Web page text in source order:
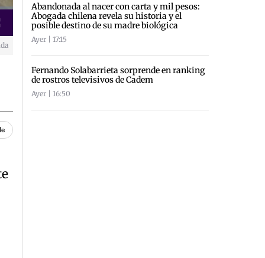
Abandonada al nacer con carta y mil pesos:
Abogada chilena revela su historia y el
posible destino de su madre biológica
Ayer | 17:15
Fernando Solabarrieta sorprende en ranking
de rostros televisivos de Cadem
Ayer | 16:50